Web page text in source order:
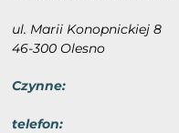
ul. Marii Konopnickiej 8
46-300 Olesno
Czynne:
telefon: